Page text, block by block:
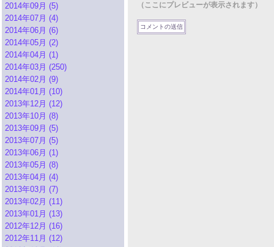
2014年09月 (5)
2014年07月 (4)
2014年06月 (6)
2014年05月 (2)
2014年04月 (1)
2014年03月 (250)
2014年02月 (9)
2014年01月 (10)
2013年12月 (12)
2013年10月 (8)
2013年09月 (5)
2013年07月 (5)
2013年06月 (1)
2013年05月 (8)
2013年04月 (4)
2013年03月 (7)
2013年02月 (11)
2013年01月 (13)
2012年12月 (16)
2012年11月 (12)
（ここにプレビューが表示されます）